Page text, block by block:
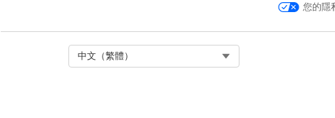
您的隱
中文（繁體）